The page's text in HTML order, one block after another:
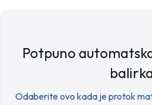
Potpuno
Odaberite ovo kada je protok